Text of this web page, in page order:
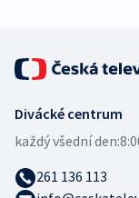
Divácké centrum
každý všední den:
261 136 113